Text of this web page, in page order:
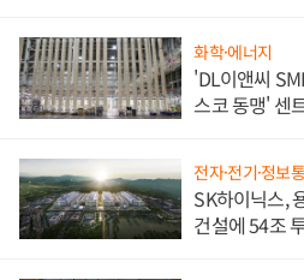
화학·에너지
'DL이앤씨
스코 동맹' 센
전자·전기·정보
SK하이닉스,
건설에 54조